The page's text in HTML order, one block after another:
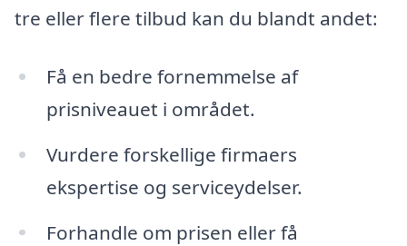
tre eller flere tilbud kan du blandt andet:
Få en bedre fornemmelse af
prisniveauet i området.
Vurdere forskellige firmaers
ekspertise og serviceydelser.
Forhandle om prisen eller få